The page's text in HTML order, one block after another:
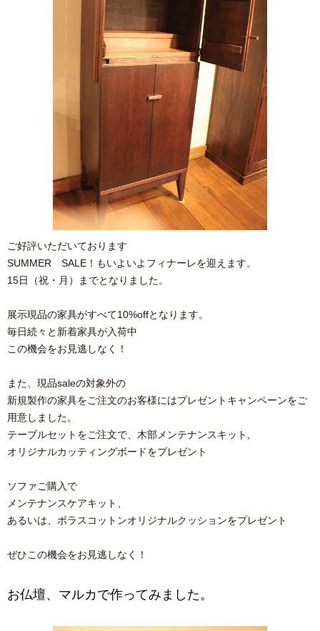
ご好評いただいております
SUMMER SALE！もいよいよフィナーレを迎えます。
15日（祝・月）までとなりました。
展示現品の家具がすべて10%offとなります。
毎日続々と新着家具が入荷中
この機会をお見逃しなく！
また、現品saleの対象外の
新規製作の家具をご注文のお客様にはプレゼントキャンペーンをご
用意しました。
テーブルセットをご注文で、木部メンテナンスキット,
オリジナルカッティングボードをプレゼント
ソファご購入で
メンテナンスケアキット、
あるいは、ボラスコットンオリジナルクッションをプレゼント
ぜひこの機会をお見逃しなく！
お仏壇、マルカで作ってみました。